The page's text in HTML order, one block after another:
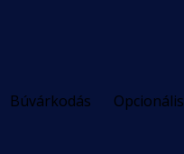
Búvárkodás Opcionális